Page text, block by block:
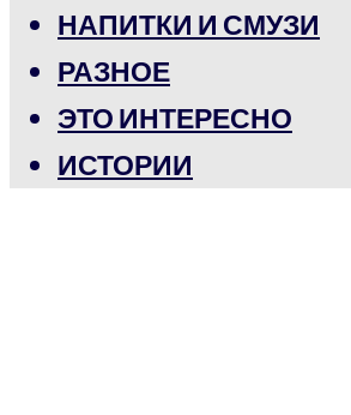
НАПИТКИ И СМУЗИ
РАЗНОЕ
ЭТО ИНТЕРЕСНО
ИСТОРИИ